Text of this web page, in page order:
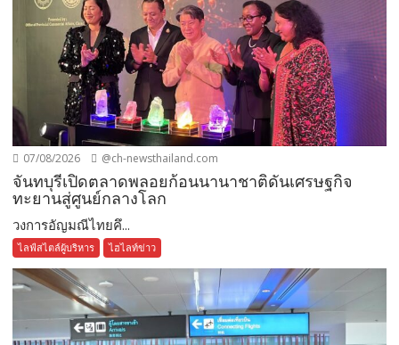
07/08/2026 @ch-newsthailand.com
จันทบุรีเปิดตลาดพลอยก้อนนานาชาติดันเศรษฐกิจ
ทะยานสู่ศูนย์กลางโลก
วงการอัญมณีไทยคึ...
ไลฟ์สไตล์ผู้บริหาร ไฮไลท์ข่าว